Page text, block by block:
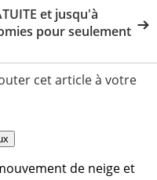
et jusqu'à
pour seulement
cet article à votre
de neige et